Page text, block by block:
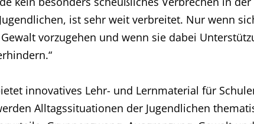
ist sehr weit verbreitet. Nur wenn
vorzugehen und wenn sie dabei
innovatives Lehr- und Lernmaterial für
Alltagssituationen der Jugendlichen